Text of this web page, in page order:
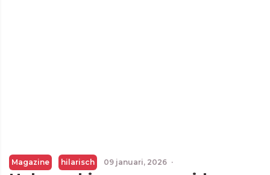
Magazine hilarisch 09 januari, 2026 ·